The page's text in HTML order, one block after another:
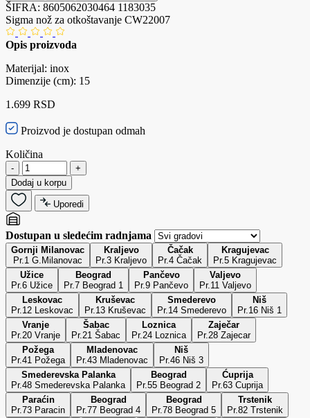
ŠIFRA: 8605062030464 1183035
Sigma nož za otkoštavanje CW22007
Opis proizvoda
Materijal: inox
Dimenzije (cm): 15
1.699 RSD
Proizvod je dostupan odmah
Količina
-
+
Dodaj u korpu
Uporedi
Dostupan u sledećim radnjama
Gornji Milanovac
Pr.1 G.Milanovac
Kraljevo
Pr.3 Kraljevo
Čačak
Pr.4 Čačak
Kragujevac
Pr.5 Kragujevac
Užice
Pr.6 Užice
Beograd
Pr.7 Beograd 1
Pančevo
Pr.9 Pančevo
Valjevo
Pr.11 Valjevo
Leskovac
Pr.12 Leskovac
Kruševac
Pr.13 Kruševac
Smederevo
Pr.14 Smederevo
Niš
Pr.16 Niš 1
Vranje
Pr.20 Vranje
Šabac
Pr.21 Šabac
Loznica
Pr.24 Loznica
Zaječar
Pr.28 Zajecar
Požega
Pr.41 Požega
Mladenovac
Pr.43 Mladenovac
Niš
Pr.46 Niš 3
Smederevska Palanka
Pr.48 Smederevska Palanka
Beograd
Pr.55 Beograd 2
Ćuprija
Pr.63 Cuprija
Paraćin
Pr.73 Paracin
Beograd
Pr.77 Beograd 4
Beograd
Pr.78 Beograd 5
Trstenik
Pr.82 Trstenik